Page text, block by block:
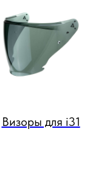
Визоры для i31